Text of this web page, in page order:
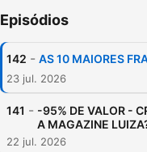
Episódios
142 - AS 10 MAIORES
23 jul. 2026
141 - -95% DE VALOR -
A MAGAZINE
22 jul. 2026